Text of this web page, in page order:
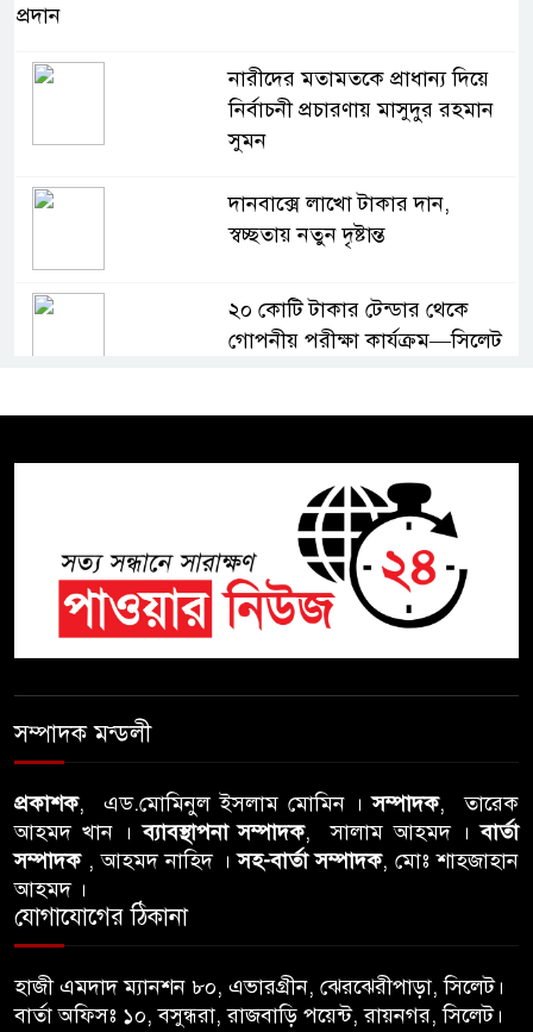
প্রদান
নারীদের মতামতকে প্রাধান্য দিয়ে
নির্বাচনী প্রচারণায় মাসুদুর রহমান
সুমন
দানবাক্সে লাখো টাকার দান,
স্বচ্ছতায় নতুন দৃষ্টান্ত
২০ কোটি টাকার টেন্ডার থেকে
গোপনীয় পরীক্ষা কার্যক্রম—সিলেট
সিলেটে চিকিৎসকের কিশোর ছেলের
ঝুলন্ত মরদেহ উদ্ধার
শতাব্দী রায়ের বাড়িতে বিদ্রোহীদের
বৈঠক, পশ্চিমবঙ্গে তৃনমূলে ভাঙনের
ইঙ্গিত !
বিএনপি নেতার ওপর হামলার
আবু তালহা চৌধুরী দ্বিতীয় বারের
মত টাওয়ার হ‍্যামলেটস কাউন্সিলের
গণবিজ্ঞপ্তি নিয়ে সিলেট অনলাইন
প্রেসক্লাবে বিশ্ব মুক্ত গণমাধ্যম দিবসে
সম্পাদক মন্ডলী
প্রকাশক, এড.মোমিনুল ইসলাম মোমিন ।সম্পাদক, তারেক
আহমদ খান ।ব্যাবস্থাপনা সম্পাদক, সালাম আহমদ ।বার্তা
সম্পাদক, আহমদ নাহিদ ।সহ-বার্তা সম্পাদক, মোঃ শাহজাহান
আহমদ ।
যোগাযোগের ঠিকানা
হাজী এমদাদ ম্যানশন ৮০, এভারগ্রীন, ঝেরঝেরীপাড়া, সিলেট।
বার্তা অফিসঃ ১০, বসুন্ধরা, রাজবাড়ি পয়েন্ট, রায়নগর, সিলেট।